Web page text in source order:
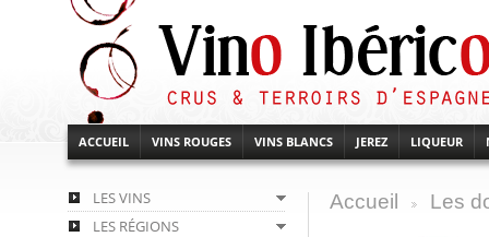
ACCUEIL VINS ROUGES VINS BLANCS JEREZ LIQUEUR
LES VINS
LES RÉGIONS
Accueil Les